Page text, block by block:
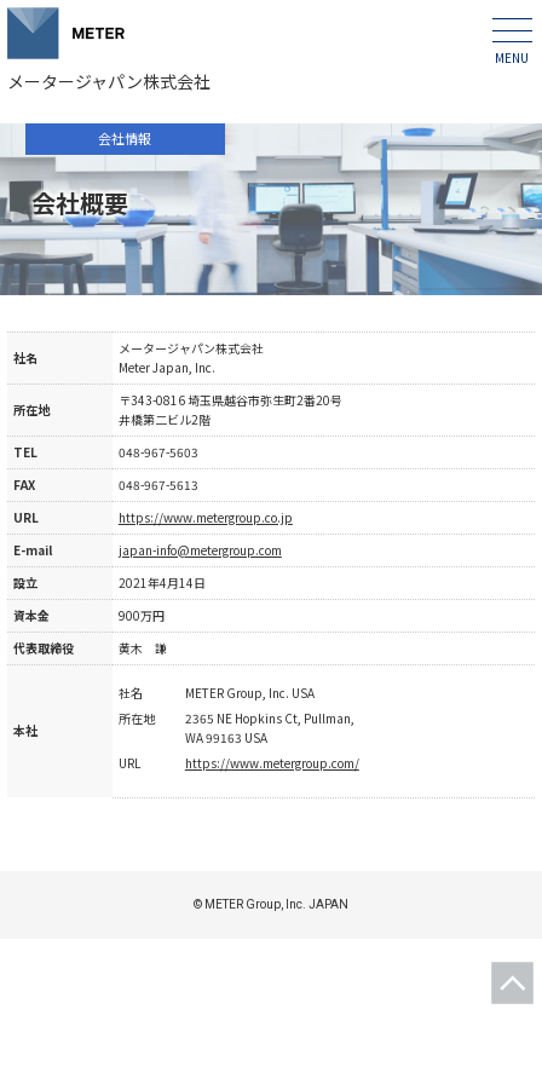
メータージャパン株式会社
会社情報
会社概要
社名
メータージャパン株式会社
Meter Japan, Inc.
所在地
〒343-0816 埼玉県越谷市弥生町2番20号
井橋第二ビル2階
TEL
048-967-5603
FAX
048-967-5613
URL
https://www.metergroup.co.jp
E-mail
japan-info@metergroup.com
設立
2021年4月14日
資本金
900万円
代表取締役
黄木 謙
本社
社名
METER Group, Inc. USA
所在地
2365 NE Hopkins Ct, Pullman,
WA 99163 USA
URL
https://www.metergroup.com/
© METER Group, Inc. JAPAN